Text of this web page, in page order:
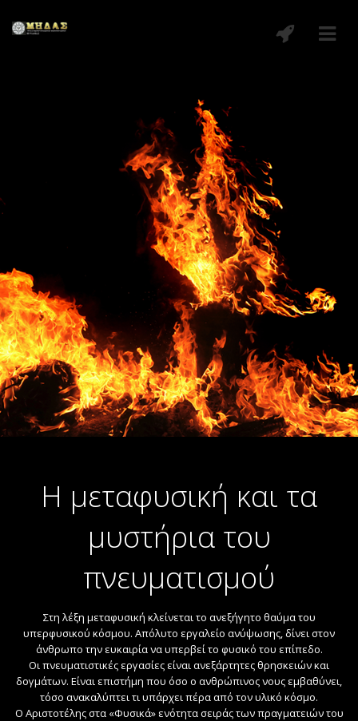
Η μεταφυσική και τα
μυστήρια του
πνευματισμού
Στη λέξη μεταφυσική κλείνεται το ανεξήγητο θαύμα του
υπερφυσικού κόσμου. Απόλυτο εργαλείο ανύψωσης, δίνει στον
άνθρωπο την ευκαιρία να υπερβεί το φυσικό του επίπεδο.
Οι πνευματιστικές εργασίες είναι ανεξάρτητες θρησκειών και
δογμάτων. Είναι επιστήμη που όσο ο ανθρώπινος νους εμβαθύνει,
τόσο ανακαλύπτει τι υπάρχει πέρα από τον υλικό κόσμο.
Ο Αριστοτέλης στα «Φυσικά» ενότητα σειράς των πραγματειών του